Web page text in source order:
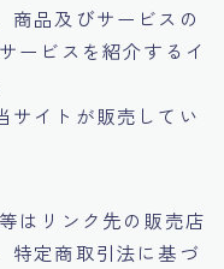
商品及びサービスの
ービスを紹介するイ
サイトが販売してい
はリンク先の販売店
特定商取引法に基づ